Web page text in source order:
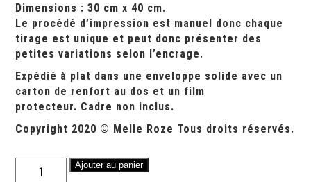
Dimensions : 30 cm x 40 cm.
Le procédé d’impression est manuel donc chaque
tirage est unique et peut donc présenter des
petites variations selon l’encrage.
Expédié à plat dans une enveloppe solide avec un
carton de renfort au dos et un film
protecteur. Cadre non inclus.
Copyright 2020 © Melle Roze Tous droits réservés.
quantité
Ajouter au panier